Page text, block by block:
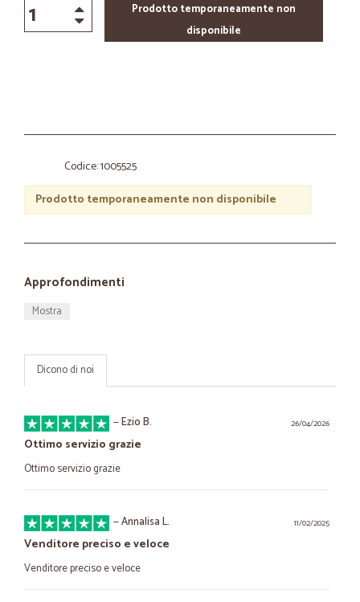
Prodotto temporaneamente non
disponibile
Codice: 1005525
Prodotto temporaneamente non disponibile
Approfondimenti
Mostra
Dicono di noi
26/04/2026
—Ezio B.
Ottimo servizio grazie
Ottimo servizio grazie
11/02/2025
—Annalisa L.
Venditore preciso e veloce
Venditore preciso e veloce